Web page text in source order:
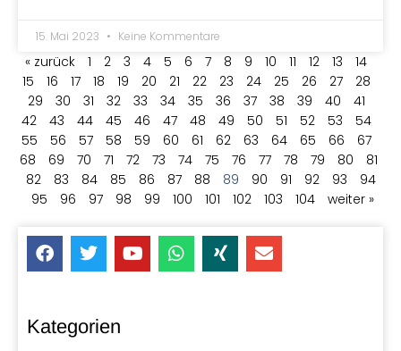
15. Mai 2023 Keine Kommentare
« zurück 1 2 3 4 5 6 7 8 9 10 11 12 13
14
15
16 17 18 19 20 21 22 23 24 25 26 27
28
29
30 31 32 33 34 35 36 37 38 39 40
41
42
43 44 45 46 47 48 49 50 51 52 53
54
55
56 57 58 59 60 61 62 63 64 65 66
67
68
69 70 71 72 73 74 75 76 77 78 79 80
81
82
83 84 85 86 87 88 89 90 91 92 93
94
95
96 97 98 99 100 101 102 103 104 weiter »
Kategorien